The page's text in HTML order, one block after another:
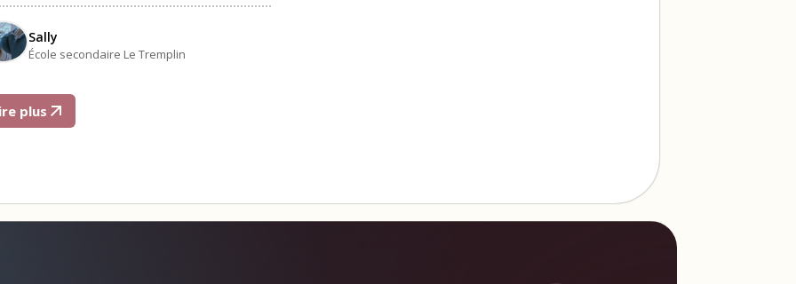
Sally
École secondaire Le Tremplin
plus